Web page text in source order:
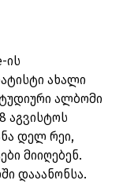
ის
ახალი
ალბომი
აგვისტოს
დელ რეი,
მიიღებენ.
დააანონსა.